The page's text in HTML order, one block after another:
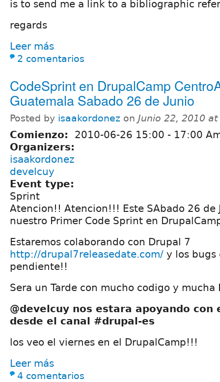
is to send me a link to a bibliographic
regards
Leer más
2 comentarios
CodeSprint en DrupalCamp
Guatemala Sabado 26 de Junio
Posted by isaakordonez on Junio 22, 2010
Comienzo: 2010-06-26 15:00 - 17:00
Organizers:
isaakordonez
develcuy
Event type:
Sprint
Atencion!! Atencion!!! Este SAbado 26 de
nuestro Primer Code Sprint en
Estaremos colaborando con Drupal 7
http://drupal7releasedate.com/ y los bugs
pendiente!!
Sera un Tarde con mucho codigo y mucha
@develcuy nos estara apoyando
desde el canal #drupal-es
los veo el viernes en el DrupalCamp!!!
Leer más
4 comentarios